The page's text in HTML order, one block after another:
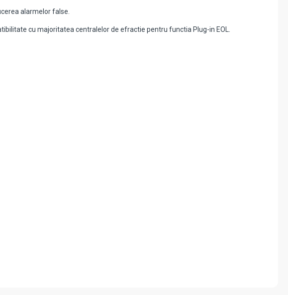
alarmelor false.
cu majoritatea centralelor de efractie pentru functia Plug-in EOL.